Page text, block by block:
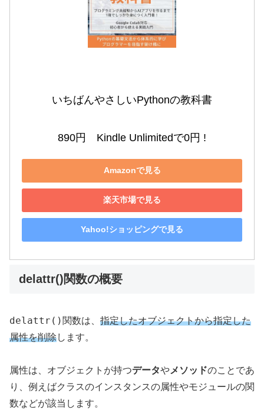
いちばんやさしいPythonの教科書
890円　Kindle Unlimitedで0円 !
Amazonで見る
楽天市場で見る
Yahoo!ショッピングで見る
delattr()関数の概要
delattr() 関数は、 指定したオブジェクトから指定した
属性を削除します。
属性は、オブジェクトが持つデータやメソッドのことであ
り、例えばクラスのインスタンスの属性やモジュールの関
数などが該当します。